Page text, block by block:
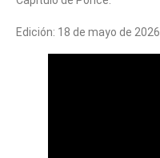
Edición: 18 de mayo de 2026